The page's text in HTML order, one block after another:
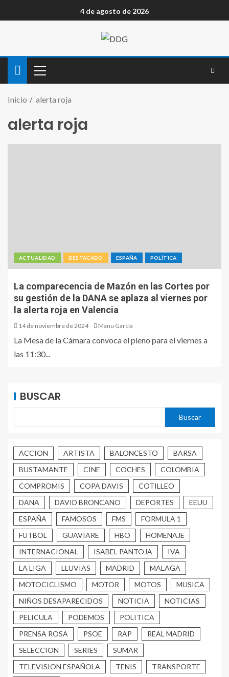
4 de agosto de 2026
Inicio alerta roja
alerta roja
ACTUALIDAD DESTACADO ESPAÑA POLÍTICA
La comparecencia de Mazón en las Cortes por
su gestión de la DANA se aplaza al viernes por
la alerta roja en Valencia
14 de noviembre de 2024 Manu García
La Mesa de la Cámara convoca el pleno para el viernes a
las 11:30...
BUSCAR
Buscar
ACCION ARTISTA BALONCESTO
BARSA
BUSTAMANTE
CINE COCHES
COLOMBIA
COMPROMIS
COPA DAVIS
COTILLEO
DANA
DAVID BRONCANO DEPORTES
EEUU
ESPAÑA
FAMOSOS FMS
FORMULA 1
FUTBOL
GUAVIARE HBO
HOMENAJE
INTERNACIONAL
ISABEL PANTOJA
IVA
LA LIGA
LLUVIAS MADRID
MALAGA
MOTOCICLISMO
MOTOR MOTOS
MUSICA
NIÑOS DESAPARECIDOS
NOTICIA
NOTICIAS
PELICULA
PODEMOS
POLITICA
PRENSA ROSA
PSOE RAP
REAL MADRID
SELECCION
SERIES
SUMAR
TELEVISION ESPAÑOLA
TENIS
TRANSPORTE